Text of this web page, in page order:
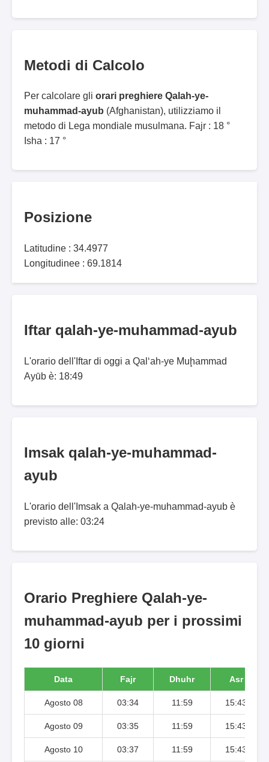
Metodi di Calcolo
Per calcolare gli orari preghiere Qalah-ye-
muhammad-ayub (Afghanistan), utilizziamo il
metodo di Lega mondiale musulmana. Fajr : 18 °
Isha : 17 °
Posizione
Latitudine : 34.4977
Longitudinee : 69.1814
Iftar qalah-ye-muhammad-ayub
L'orario dell'Iftar di oggi a Qal‘ah-ye Muḩammad
Ayūb è: 18:49
Imsak qalah-ye-muhammad-
ayub
L'orario dell'Imsak a Qalah-ye-muhammad-ayub è
previsto alle: 03:24
Orario Preghiere Qalah-ye-
muhammad-ayub per i prossimi
10 giorni
Data Fajr Dhuhr Asr
Agosto 08 03:34 11:59 15:43
Agosto 09 03:35 11:59 15:43
Agosto 10 03:37 11:59 15:43